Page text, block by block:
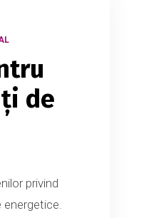
de
privind
energetice.